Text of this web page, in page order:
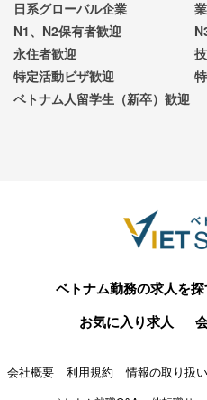
日系グローバル企業
N1、N2保有者歓迎
永住者歓迎
特定活動ビザ歓迎
ベトナム人留学生（新卒）歓迎
ベトナム勤務の求人を
お気に入り求人
会社概要 利用規約 情報の取り扱